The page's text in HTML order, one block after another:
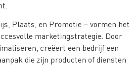
Plaats, en Promotie – vormen het
marketingstrategie. Door
creëert een bedrijf een
die zijn producten of diensten